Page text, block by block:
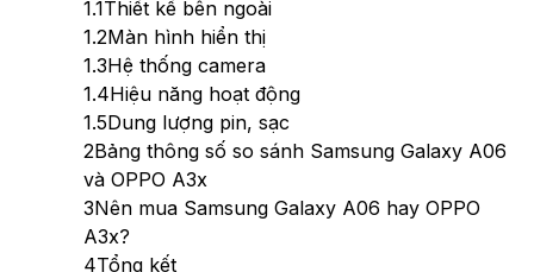
1.1Thiết kế bên ngoài
1.2Màn hình hiển thị
1.3Hệ thống camera
1.4Hiệu năng hoạt động
1.5Dung lượng pin, sạc
2Bảng thông số so sánh Samsung Galaxy A06
và OPPO A3x
3Nên mua Samsung Galaxy A06 hay OPPO
A3x?
4Tổng kết